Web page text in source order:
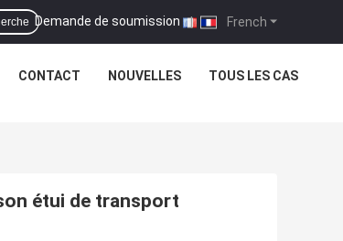
French
Demande de soumission |
CONTACT NOUVELLES TOUS LES CAS
étui de transport